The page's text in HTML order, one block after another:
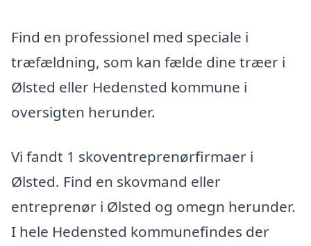
Find en professionel med speciale i
træfældning, som kan fælde dine træer i
Ølsted eller Hedensted kommune i
oversigten herunder.
Vi fandt 1 skoventreprenørfirmaer i
Ølsted. Find en skovmand eller
entreprenør i Ølsted og omegn herunder.
I hele Hedensted kommunefindes der